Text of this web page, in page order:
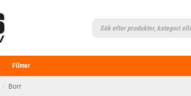
search
Filmer
/ Borr